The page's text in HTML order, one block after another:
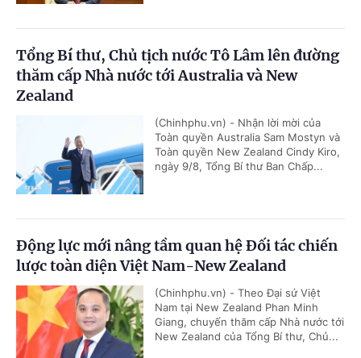
Tổng Bí thư, Chủ tịch nước Tô Lâm lên đường
thăm cấp Nhà nước tới Australia và New
Zealand
(Chinhphu.vn) - Nhận lời mời của
Toàn quyền Australia Sam Mostyn và
Toàn quyền New Zealand Cindy Kiro,
ngày 9/8, Tổng Bí thư Ban Chấp...
Động lực mới nâng tầm quan hệ Đối tác chiến
lược toàn diện Việt Nam-New Zealand
(Chinhphu.vn) - Theo Đại sứ Việt
Nam tại New Zealand Phan Minh
Giang, chuyến thăm cấp Nhà nước tới
New Zealand của Tổng Bí thư, Chủ...